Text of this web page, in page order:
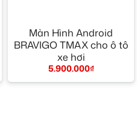
Màn Hình Android
BRAVIGO TMAX cho ô tô
xe hơi
5.900.000₫